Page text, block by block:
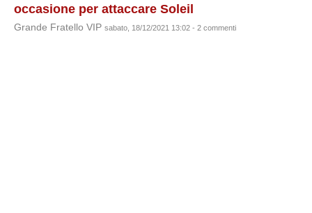
occasione per attaccare Soleil
Grande Fratello VIP sabato, 18/12/2021 13:02 - 2 commenti